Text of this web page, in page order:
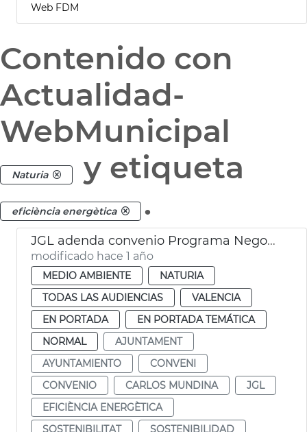
Web FDM
Contenido con
Actualidad-
WebMunicipal
Naturia y etiqueta
eficiència energètica .
JGL adenda convenio Programa Negocio Local Sostenible
modificado hace 1 año
MEDIO AMBIENTE
NATURIA
TODAS LAS AUDIENCIAS
VALENCIA
EN PORTADA
EN PORTADA TEMÁTICA
NORMAL
AJUNTAMENT
AYUNTAMIENTO
CONVENI
CONVENIO
CARLOS MUNDINA
JGL
EFICIÈNCIA ENERGÈTICA
SOSTENIBILITAT
SOSTENIBILIDAD